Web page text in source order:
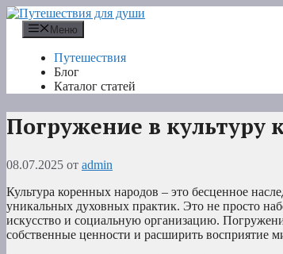
Перейти
содержимому
Меню
Путешествия
Блог
Каталог статей
Погружение в культуру
08.07.2025 от admin
Культура коренных народов – это бесценное
уникальных духовных практик. Это не просто
искусство и социальную организацию.
собственные ценности и расширить восприятие